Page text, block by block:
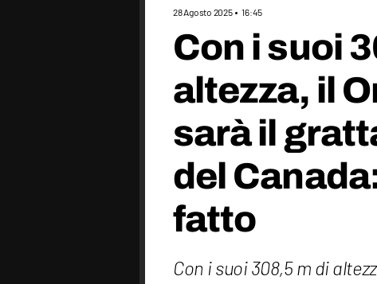
28 Agosto 2025 16:45
Con i suoi
altezza, il
sarà il
del
fatto
Con i suoi 308,5 m di